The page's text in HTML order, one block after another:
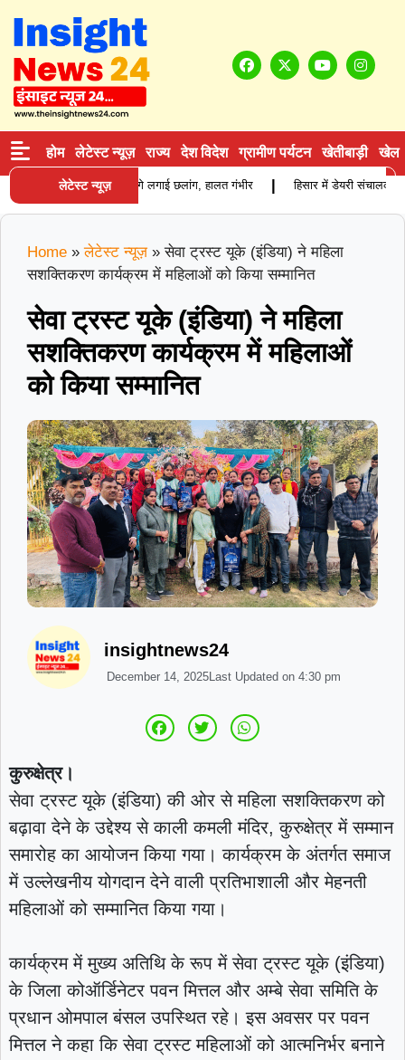
होम लेटेस्ट न्यूज़ राज्य देश विदेश ग्रामीण पर्यटन खेतीबाड़ी खेल
लेटेस्ट न्यूज़
के बाद युवक ने ट्रक के आगे लगाई छलांग, हालत गंभीर हिसार में डेयरी संचालक की
Home » लेटेस्ट न्यूज़ »सेवा ट्रस्ट यूके (इंडिया) ने महिला
सशक्तिकरण कार्यक्रम में महिलाओं को किया सम्मानित
सेवा ट्रस्ट यूके (इंडिया) ने महिला
सशक्तिकरण कार्यक्रम में महिलाओं
को किया सम्मानित
insightnews24
December 14, 2025Last Updated on 4:30 pm
कुरुक्षेत्र।
सेवा ट्रस्ट यूके (इंडिया) की ओर से महिला सशक्तिकरण को
बढ़ावा देने के उद्देश्य से काली कमली मंदिर, कुरुक्षेत्र में सम्मान
समारोह का आयोजन किया गया। कार्यक्रम के अंतर्गत समाज
में उल्लेखनीय योगदान देने वाली प्रतिभाशाली और मेहनती
महिलाओं को सम्मानित किया गया।
कार्यक्रम में मुख्य अतिथि के रूप में सेवा ट्रस्ट यूके (इंडिया)
के जिला कोऑर्डिनेटर पवन मित्तल और अम्बे सेवा समिति के
प्रधान ओमपाल बंसल उपस्थित रहे। इस अवसर पर पवन
मित्तल ने कहा कि सेवा ट्रस्ट महिलाओं को आत्मनिर्भर बनाने